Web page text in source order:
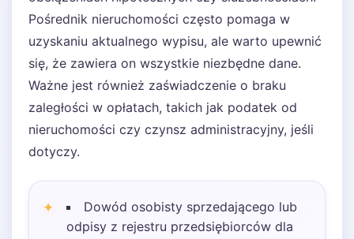
Pośrednik nieruchomości często pomaga w
uzyskaniu aktualnego wypisu, ale warto upewnić
się, że zawiera on wszystkie niezbędne dane.
Ważne jest również zaświadczenie o braku
zaległości w opłatach, takich jak podatek od
nieruchomości czy czynsz administracyjny, jeśli
dotyczy.
Dowód osobisty sprzedającego lub
odpisy z rejestru przedsiębiorców dla